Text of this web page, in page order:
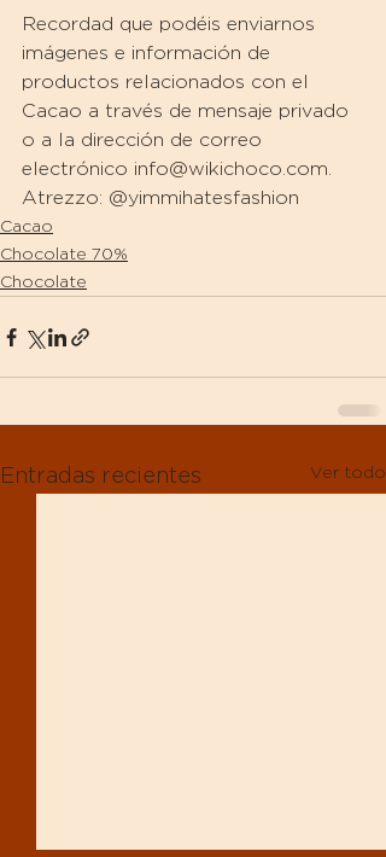
Recordad que podéis enviarnos
imágenes e información de
productos relacionados con el
Cacao a través de mensaje privado
o a la dirección de correo
electrónico info@wikichoco.com.
Atrezzo: @yimmihatesfashion
Cacao
Chocolate 70%
Chocolate
Entradas recientes Ver todo